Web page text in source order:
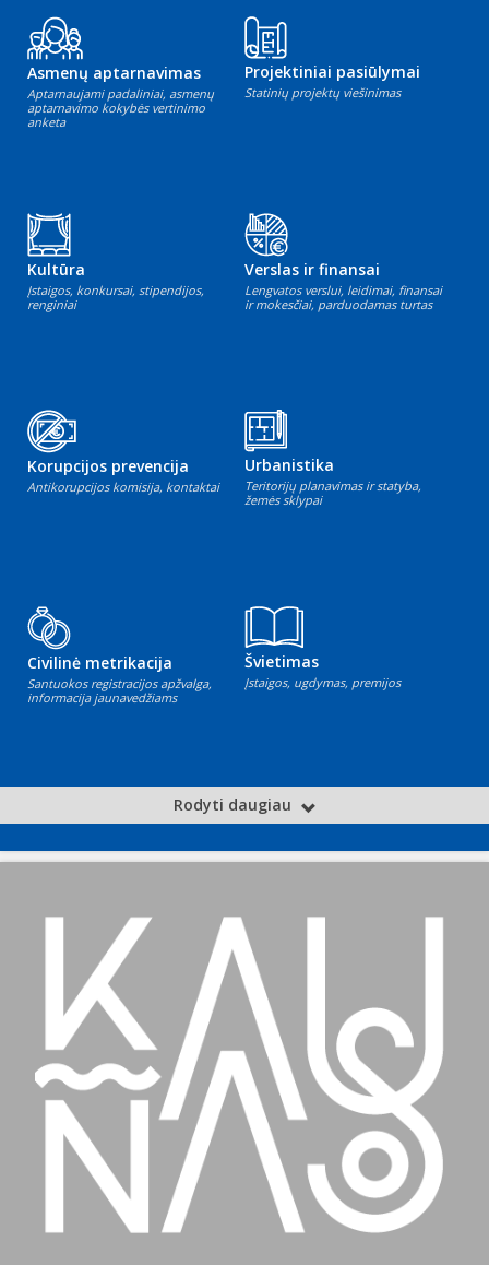
Asmenų aptarnavimas
Aptarnaujami padaliniai, asmenų
aptarnavimo kokybės vertinimo
anketa
Projektiniai pasiūlymai
Statinių projektų viešinimas
Kultūra
Įstaigos, konkursai, stipendijos,
renginiai
Verslas ir finansai
Lengvatos verslui, leidimai, finansai
ir mokesčiai, parduodamas turtas
Korupcijos prevencija
Antikorupcijos komisija, kontaktai
Urbanistika
Teritorijų planavimas ir statyba,
žemės sklypai
Civilinė metrikacija
Santuokos registracijos apžvalga,
informacija jaunavedžiams
Švietimas
Įstaigos, ugdymas, premijos
Rodyti daugiau